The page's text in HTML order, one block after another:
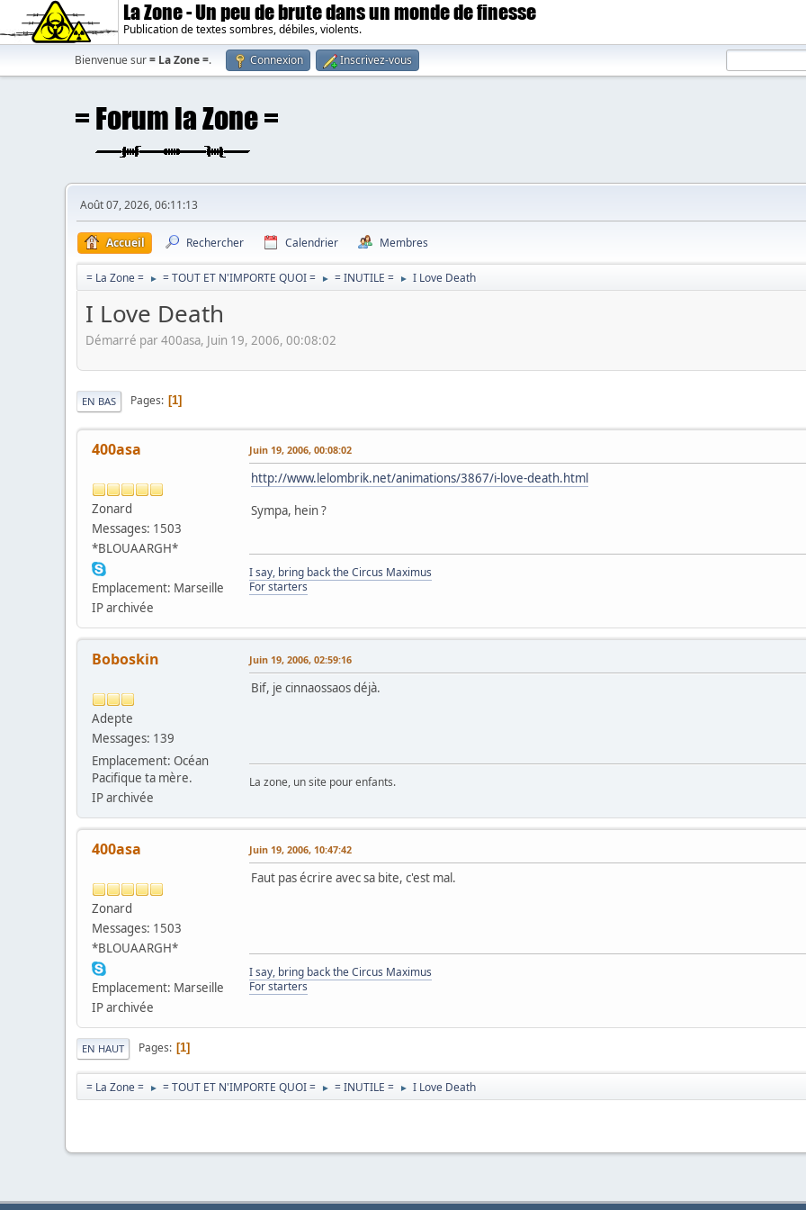
La Zone - Un peu de brute dans un monde de finesse
Publication de textes sombres, débiles, violents.
Bienvenue sur= La Zone =. Connexion Inscrivez-vous
Août 07, 2026, 06:11:13
Accueil Rechercher Calendrier Membres
= La Zone = ► = TOUT ET N'IMPORTE QUOI = ► = INUTILE = ► I Love Death
I Love Death
Démarré par 400asa, Juin 19, 2006, 00:08:02
EN BAS Pages 1
400asa
Zonard
Messages: 1503
*BLOUAARGH*
Emplacement: Marseille
IP archivée
Juin 19, 2006, 00:08:02
http://www.lelombrik.net/animations/3867/i-love-death.html
Sympa, hein ?
I say, bring back the Circus Maximus
For starters
Boboskin
Adepte
Messages: 139
Emplacement: Océan
Pacifique ta mère.
IP archivée
Juin 19, 2006, 02:59:16
Bif, je cinnaossaos déjà.
La zone, un site pour enfants.
400asa
Zonard
Messages: 1503
*BLOUAARGH*
Emplacement: Marseille
IP archivée
Juin 19, 2006, 10:47:42
Faut pas écrire avec sa bite, c'est mal.
I say, bring back the Circus Maximus
For starters
EN HAUT Pages 1
= La Zone = ► = TOUT ET N'IMPORTE QUOI = ► = INUTILE = ► I Love Death